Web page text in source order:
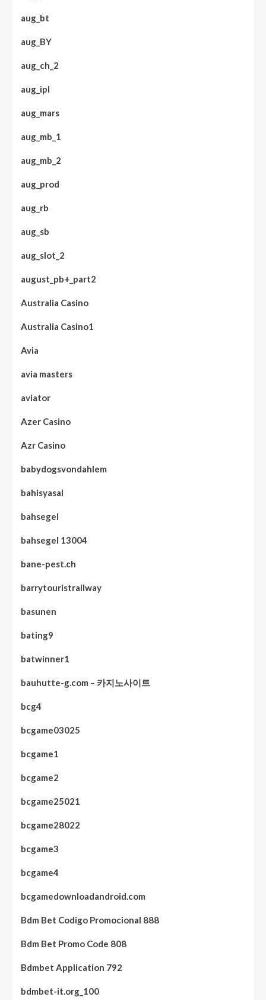
aug_bt
aug_BY
aug_ch_2
aug_ipl
aug_mars
aug_mb_1
aug_mb_2
aug_prod
aug_rb
aug_sb
aug_slot_2
august_pb+_part2
Australia Casino
Australia Casino1
Avia
avia masters
aviator
Azer Casino
Azr Casino
babydogsvondahlem
bahisyasal
bahsegel
bahsegel 13004
bane-pest.ch
barrytouristrailway
basunen
bating9
batwinner1
bauhutte-g.com – 카지노사이트
bcg4
bcgame03025
bcgame1
bcgame2
bcgame25021
bcgame28022
bcgame3
bcgame4
bcgamedownloadandroid.com
Bdm Bet Codigo Promocional 888
Bdm Bet Promo Code 808
Bdmbet Application 792
bdmbet-it.org_100